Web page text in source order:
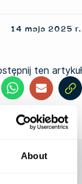
About
14 maja 2025 r.
ten artykuł